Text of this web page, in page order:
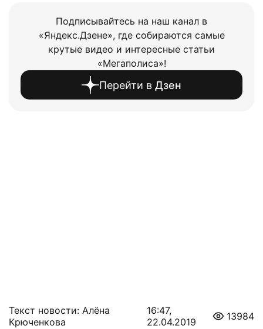
Подписывайтесь на наш канал в
«Яндекс.Дзене», где собираются самые
крутые видео и интересные статьи
«Мегаполиса»!
Перейти в Дзен
Текст новости: Алёна
Крюченкова
16:47,
22.04.2019
13984